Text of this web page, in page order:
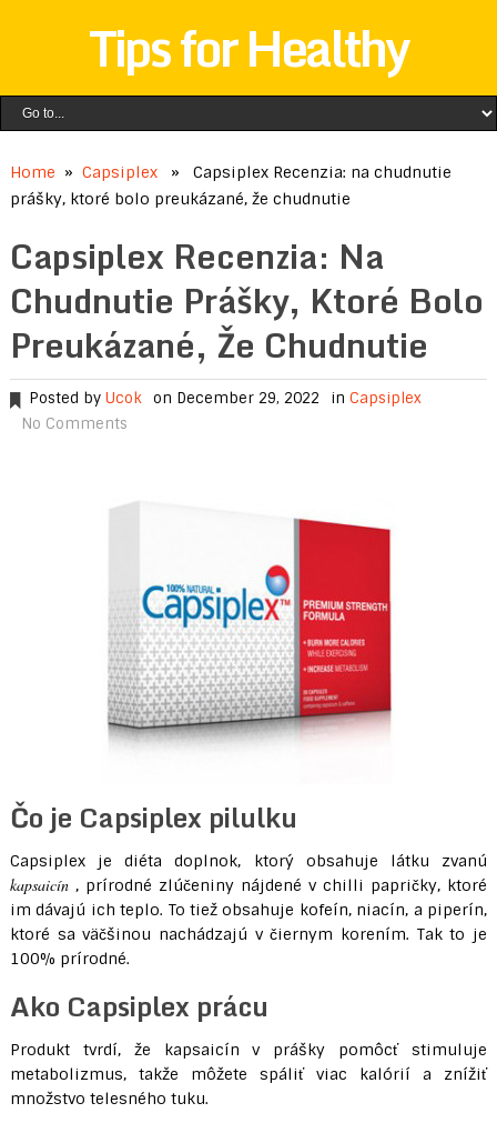
Tips for Healthy
Home » Capsiplex» Capsiplex Recenzia: na chudnutie
prášky, ktoré bolo preukázané, že chudnutie
Capsiplex Recenzia: Na
Chudnutie Prášky, Ktoré Bolo
Preukázané, Že Chudnutie
Posted by Ucok on December 29, 2022 in Capsiplex
No Comments
Čo je Capsiplex pilulku
Capsiplex je diéta doplnok, ktorý obsahuje látku zvanú
kapsaicín, prírodné zlúčeniny nájdené v chilli papričky, ktoré
im dávajú ich teplo. To tiež obsahuje kofeín, niacín, a piperín,
ktoré sa väčšinou nachádzajú v čiernym korením. Tak to je
100% prírodné.
Ako Capsiplex prácu
Produkt tvrdí, že kapsaicín v prášky pomôcť stimuluje
metabolizmus, takže môžete spáliť viac kalórií a znížiť
množstvo telesného tuku.